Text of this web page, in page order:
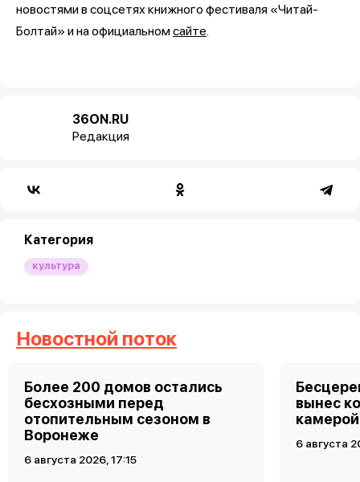
новостями в соцсетях книжного фестиваля «Читай-
Болтай» и на официальномсайте
36ON.RU
Редакция
Категория
культура
Новостной поток
Более 200 домов остались
бесхозными перед
отопительным сезоном в
Воронеже
6 августа 2026, 17:15
вынес
6 августа